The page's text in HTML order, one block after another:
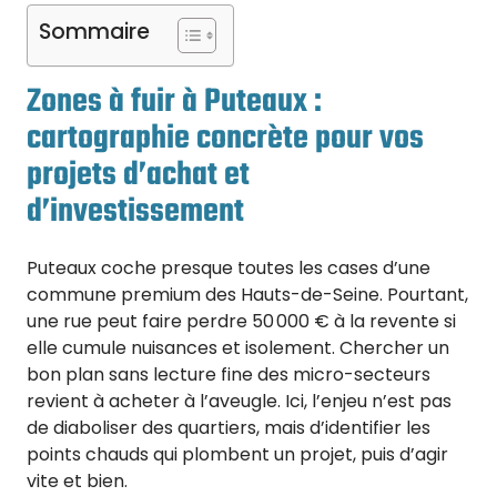
Sommaire
Zones à fuir à Puteaux :
cartographie concrète pour vos
projets d’achat et
d’investissement
Puteaux coche presque toutes les cases d’une
commune premium des Hauts-de-Seine. Pourtant,
une rue peut faire perdre 50 000 € à la revente si
elle cumule nuisances et isolement. Chercher un
bon plan sans lecture fine des micro-secteurs
revient à acheter à l’aveugle. Ici, l’enjeu n’est pas
de diaboliser des quartiers, mais d’identifier les
points chauds qui plombent un projet, puis d’agir
vite et bien.